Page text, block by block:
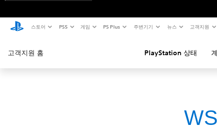
스토어 PS5 게임 PS Plus 주변기기 뉴스 고객지원
고객지원 홈 PlayStation 상태